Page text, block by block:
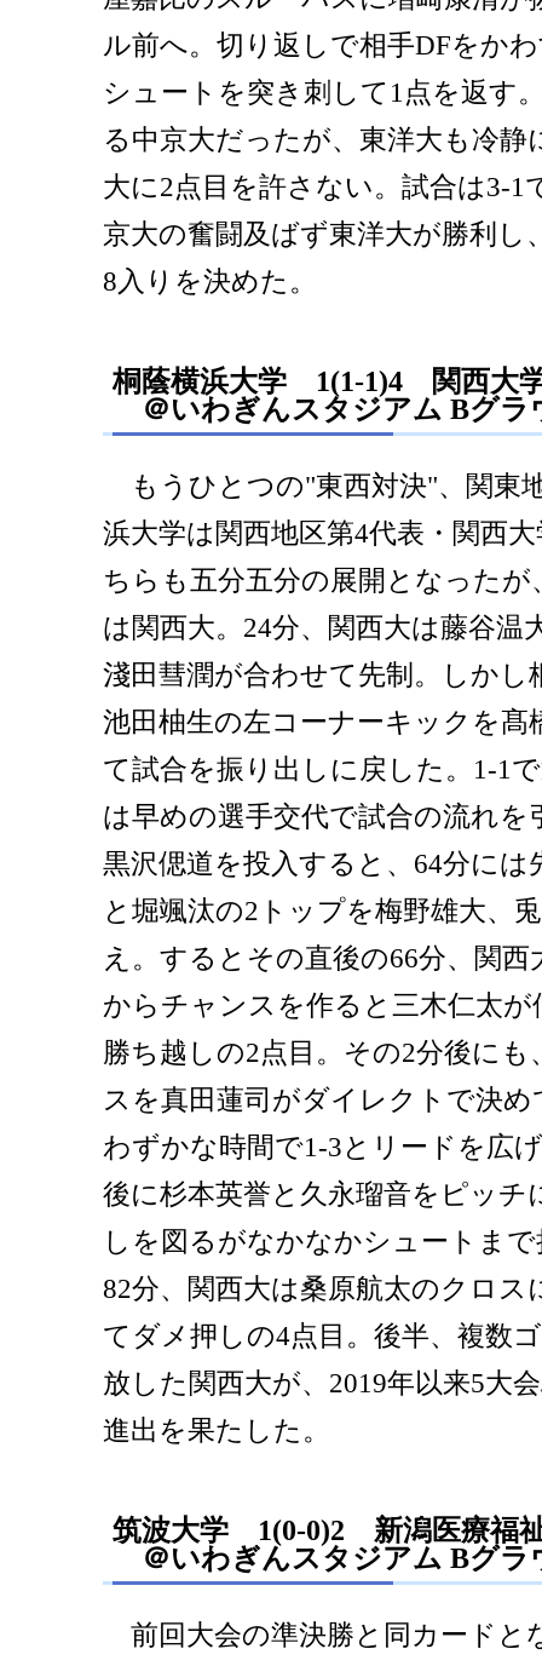
ル前へ。切り返しで相手DFをか
シュートを突き刺して1点を返す
る中京大だったが、東洋大も冷静
大に2点目を許さない。試合は3-1
京大の奮闘及ばず東洋大が勝利し
8入りを決めた。
桐蔭横浜大学 1(1-1)4 関西大
＠いわぎんスタジアム Bグラ
もうひとつの"東西対決"、関東
浜大学は関西地区第4代表・関西
ちらも五分五分の展開となった
は関西大。24分、関西大は藤谷温
淺田彗潤が合わせて先制。しかし
池田柚生の左コーナーキックを髙
て試合を振り出しに戻した。1-1
は早めの選手交代で試合の流れを
黒沢偲道を投入すると、64分には
と堀颯汰の2トップを梅野雄大、
え。するとその直後の66分、関
からチャンスを作ると三木仁太
勝ち越しの2点目。その2分後に
スを真田蓮司がダイレクトで決め
わずかな時間で1-3とリードを広
後に杉本英誉と久永瑠音をピッチ
しを図るがなかなかシュートま
82分、関西大は桑原航太のクロス
てダメ押しの4点目。後半、複数
放した関西大が、2019年以来5大
進出を果たした。
筑波大学 1(0-0)2 新潟医療福
＠いわぎんスタジアム Bグラ
前回大会の準決勝と同カードと